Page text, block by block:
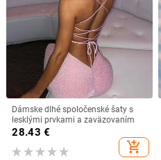
Dámske dlhé spoločenské šaty s
lesklými prvkami a zaväzovaním
28.43 €
add_shopping_cart